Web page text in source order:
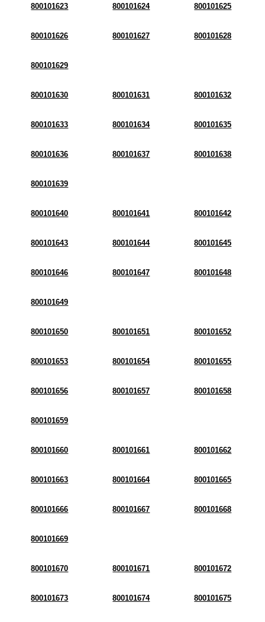
800101623 800101624 800101625
800101626 800101627 800101628
800101629
800101630 800101631 800101632
800101633 800101634 800101635
800101636 800101637 800101638
800101639
800101640 800101641 800101642
800101643 800101644 800101645
800101646 800101647 800101648
800101649
800101650 800101651 800101652
800101653 800101654 800101655
800101656 800101657 800101658
800101659
800101660 800101661 800101662
800101663 800101664 800101665
800101666 800101667 800101668
800101669
800101670 800101671 800101672
800101673 800101674 800101675